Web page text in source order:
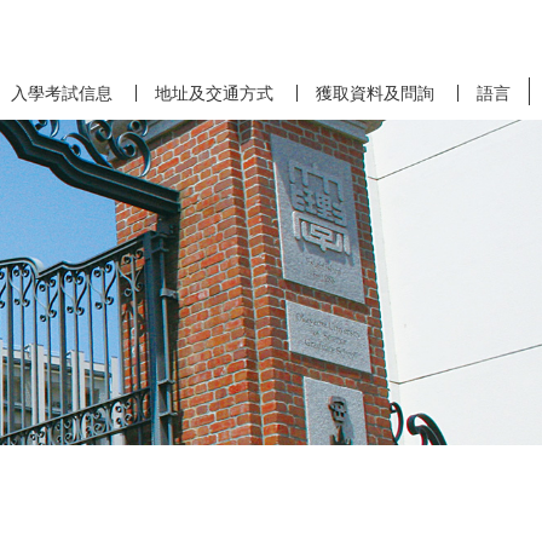
入學考試信息 地址及交通方式 獲取資料及問詢 語言